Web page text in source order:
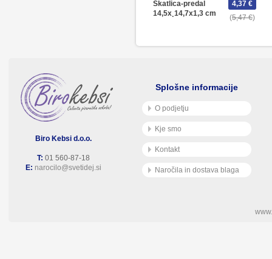
Škatlica-predal
14,5x¸14,7x1,3 cm
5,47 €
4,37 €
Biro Kebsi d.o.o.
T: 01 560-87-18
E: narocilo@svetidej.si
Splošne informacije
O podjetju
Kje smo
Kontakt
Naročila in dostava blaga